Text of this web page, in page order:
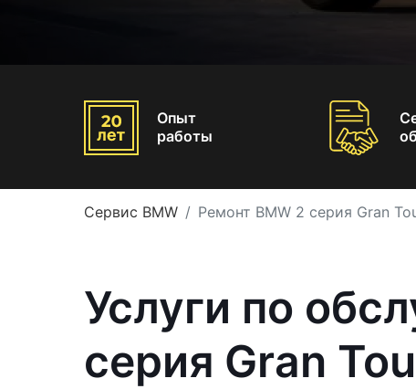
Опыт
работы
Сервис BMW Ремонт BMW 2 серия Gran
Услуги по
серия Gran